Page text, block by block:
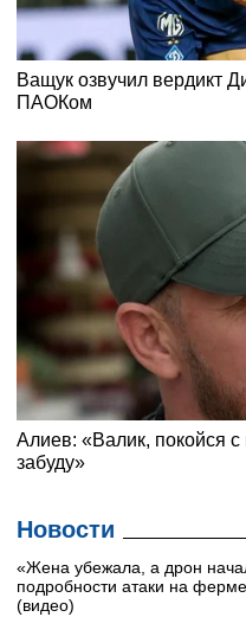
Новости
«Жена убежала, а дрон
подробности атаки на
(видео)